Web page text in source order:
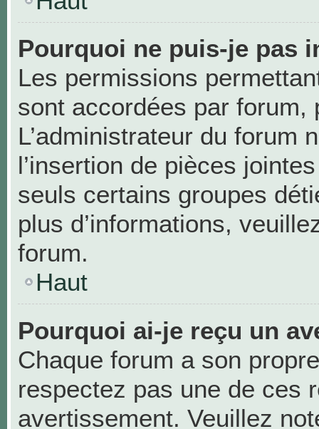
Pourquoi ne puis-je pas
Les permissions
sont accordées par forum,
L’administrateur du forum
l’insertion de pièces
seuls certains groupes
plus d’informations,
forum.
Haut
Pourquoi ai-je reçu un
Chaque forum a son
respectez pas une de ces
avertissement. Veuillez